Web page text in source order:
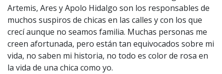
Artemis, Ares y Apolo Hidalgo son los responsables de
muchos suspiros de chicas en las calles y con los que
crecí aunque no seamos familia. Muchas personas me
creen afortunada, pero están tan equivocados sobre mi
vida, no saben mi historia, no todo es color de rosa en
la vida de una chica como yo.